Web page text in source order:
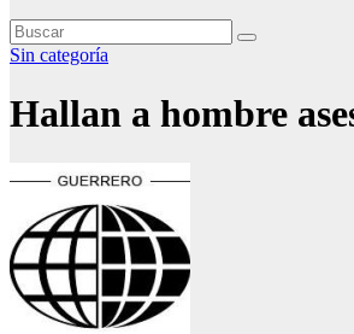
Sin categoría
Hallan a hombre